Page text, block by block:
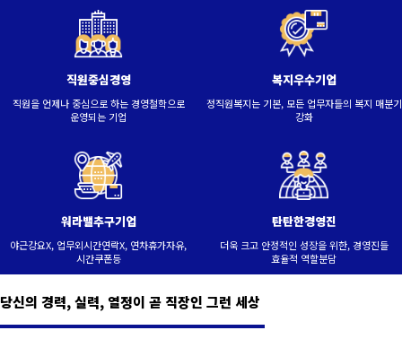
직원중심경영
직원을 언제나 중심으로 하는 경영철학으로
운영되는 기업
복지우수기업
정직원복지는 기본, 모든 업무자들의 복지 매분기
강화
워라밸추구기업
야근강요X, 업무외시간연락X, 연차휴가자유,
시간쿠폰등
탄탄한경영진
더욱 크고 안정적인 성장을 위한, 경영진들
효율적 역할분담
당신의 경력, 실력, 열정이 곧 직장인 그런 세상